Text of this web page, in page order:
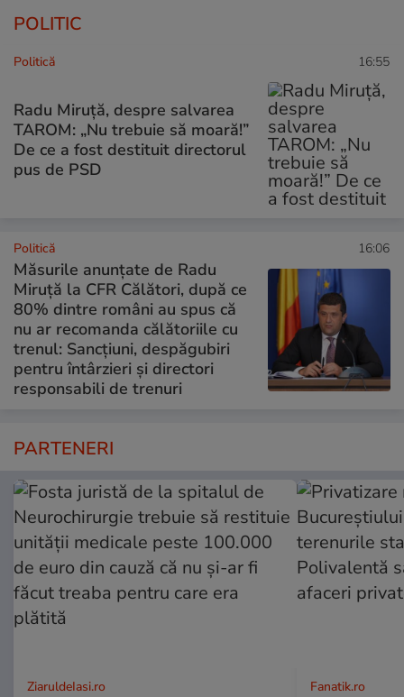
POLITIC
Politică 16:55
Radu Miruță, despre salvarea
TAROM: „Nu trebuie să moară!”
De ce a fost destituit directorul
pus de PSD
Politică 16:06
Măsurile anunțate de Radu
Miruță la CFR Călători, după ce
80% dintre români au spus că
nu ar recomanda călătoriile cu
trenul: Sancțiuni, despăgubiri
pentru întârzieri și directori
responsabili de trenuri
PARTENERI
ZiaruldeIasi.ro Fanatik.ro